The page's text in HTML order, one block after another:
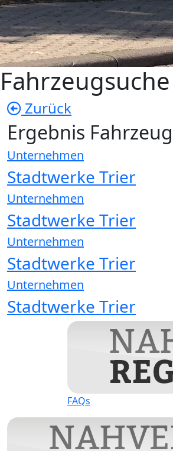
Fahrzeugsuche
Zurück
Ergebnis
Unternehmen
Stadtwerke Trier
Unternehmen
Stadtwerke Trier
Unternehmen
Stadtwerke Trier
Unternehmen
Stadtwerke Trier
FAQs